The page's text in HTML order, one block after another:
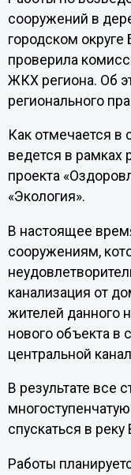
сооружений в
городском
проверила
ЖКХ региона. Об
регионального
Как отмечается в
ведется в рамках
проекта
«Экология».
В настоящее
сооружениям,
канализация от
жителей данного
нового объекта в
центральной
В результате все
спускаться в реку
Работы